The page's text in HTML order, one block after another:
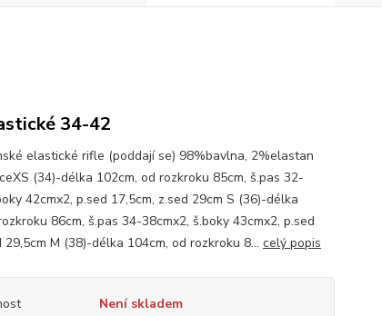
34-42
elastické rifle (poddají se) 98%bavlna, 2%elastan
(34)-délka 102cm, od rozkroku 85cm, š.pas 32-
42cmx2, p.sed 17,5cm, z.sed 29cm S (36)-délka
86cm, š.pas 34-38cmx2, š.boky 43cmx2, p.sed
29,5cm M (38)-délka 104cm, od rozkroku 8... celý popis
Není skladem